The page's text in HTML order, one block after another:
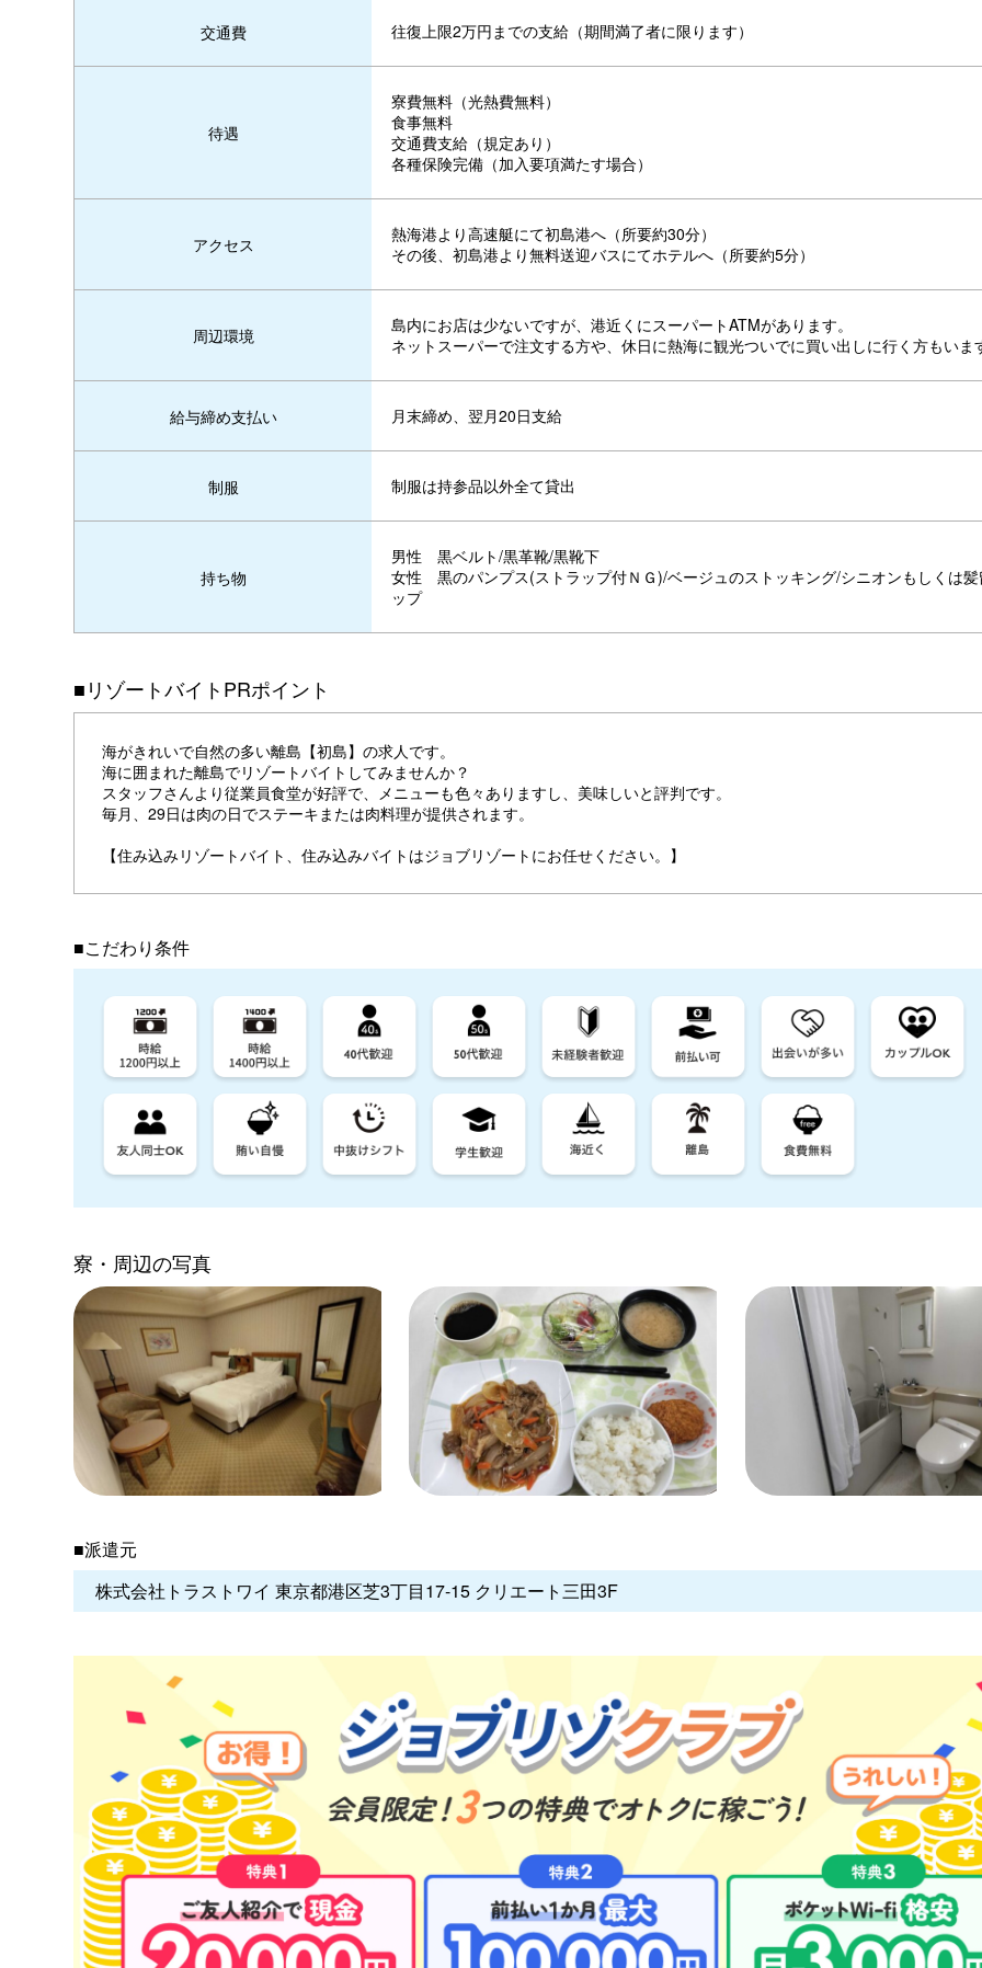
交通費 往復上限2万円までの支給（期間満了者に限ります）
待遇
寮費無料（光熱費無料）
食事無料
交通費支給（規定あり）
各種保険完備（加入要項満たす場合）
アクセス
熱海港より高速艇にて初島港へ（所要約30分）
その後、初島港より無料送迎バスにてホテルへ（所要約5分）
周辺環境
島内にお店は少ないですが、港近くにスーパートATMがあります。
ネットスーパーで注文する方や、休日に熱海に観光ついでに買い出しに行く方もいま
給与締め支払い 月末締め、翌月20日支給
制服 制服は持参品以外全て貸出
持ち物
男性 黒ベルト/黒革靴/黒靴下
女性 黒のパンプス(ストラップ付ＮＧ)/ベージュのストッキング/シニオンもしくは
ップ
■リゾートバイトPRポイント
海がきれいで自然の多い離島【初島】の求人です。
海に囲まれた離島でリゾートバイトしてみませんか？
スタッフさんより従業員食堂が好評で、メニューも色々ありますし、美味しいと評判です。
毎月、29日は肉の日でステーキまたは肉料理が提供されます。
【住み込みリゾートバイト、住み込みバイトはジョブリゾートにお任せください。】
■こだわり条件
寮・周辺の写真
■派遣元
株式会社トラストワイ 東京都港区芝3丁目17-15 クリエート三田3F